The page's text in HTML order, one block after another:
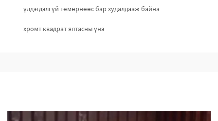
үлдэгдэлгүй төмөрнөөс бар худалдааж байна
хромт квадрат ялтасны үнэ